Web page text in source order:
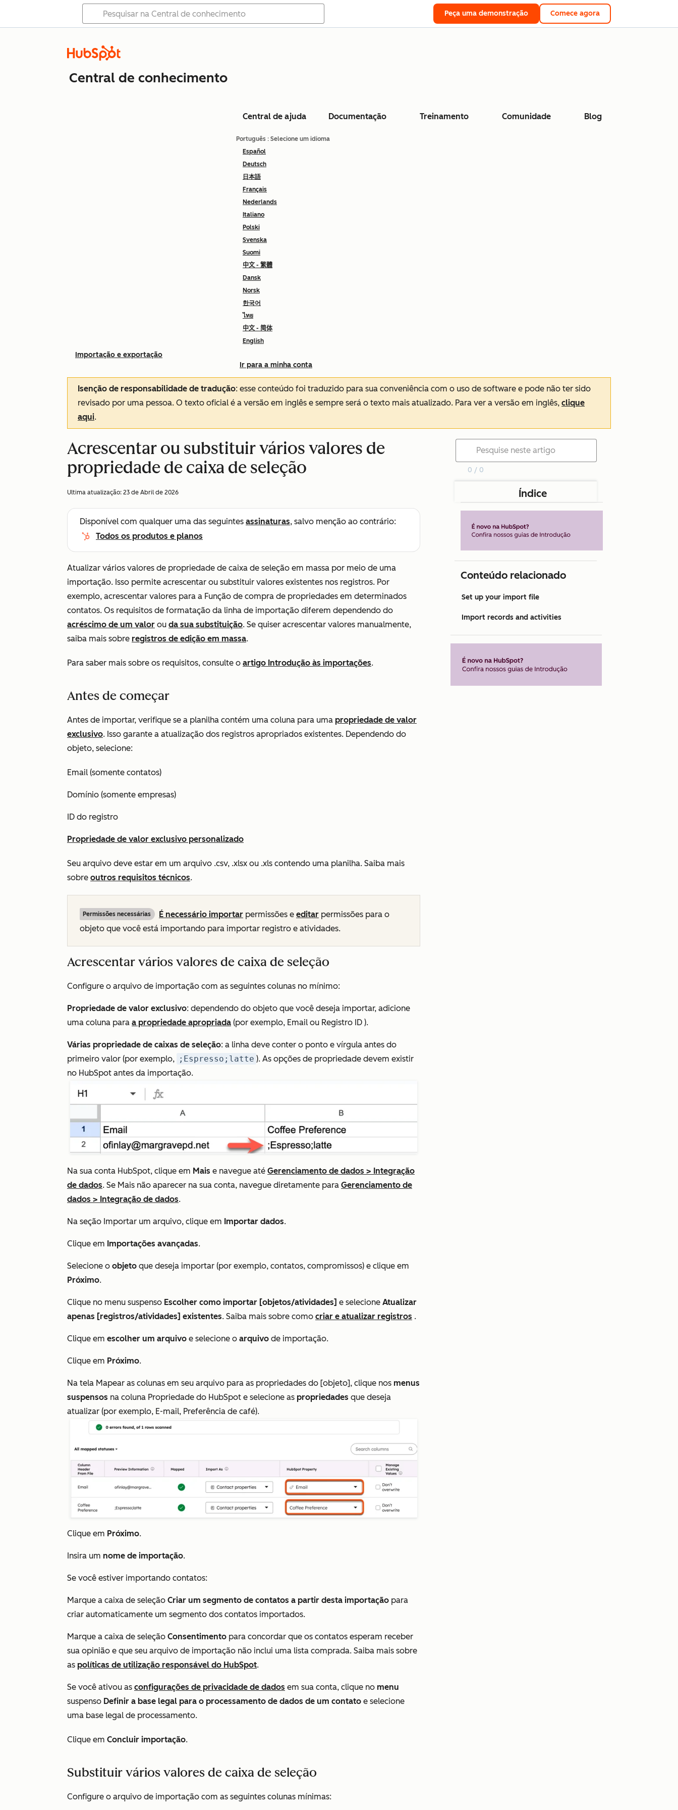
Peça uma demonstração Comece agora
Central de conhecimento
Central de ajuda Documentação Treinamento Comunidade Blog
Português : Selecione um idioma
Español
Deutsch
日本語
Français
Nederlands
Italiano
Polski
Svenska
Suomi
中文 - 繁體
Dansk
Norsk
한국어
ไทย
中文 - 简体
English
Ir para a minha conta
Importação e exportação
Isenção de responsabilidade de tradução: esse conteúdo foi traduzido para sua conveniência com o uso de software e pode não ter sido
revisado por uma pessoa. O texto oficial é a versão em inglês e sempre será o texto mais atualizado. Para ver a versão em inglês, clique
aqui.
Acrescentar ou substituir vários valores de
propriedade de caixa de seleção
Ultima atualização: 23 de Abril de 2026
Disponível com qualquer uma das seguintes assinaturas, salvo menção ao contrário:
Todos os produtos e planos
Atualizar vários valores de propriedade de caixa de seleção em massa por meio de uma
importação. Isso permite acrescentar ou substituir valores existentes nos registros. Por
exemplo, acrescentar valores para a Função de compra de propriedades em determinados
contatos. Os requisitos de formatação da linha de importação diferem dependendo do
acréscimo de um valor ou da sua substituição. Se quiser acrescentar valores manualmente,
saiba mais sobre registros de edição em massa.
Para saber mais sobre os requisitos, consulte o artigo Introdução às importações.
Antes de começar
Antes de importar, verifique se a planilha contém uma coluna para uma propriedade de valor
exclusivo. Isso garante a atualização dos registros apropriados existentes. Dependendo do
objeto, selecione:
Email (somente contatos)
Domínio (somente empresas)
ID do registro
Propriedade de valor exclusivo personalizado
Seu arquivo deve estar em um arquivo .csv, .xlsx ou .xls contendo uma planilha. Saiba mais
sobre outros requisitos técnicos.
Permissões necessárias É necessário importar permissões e editar permissões para o
objeto que você está importando para importar registro e atividades.
Acrescentar vários valores de caixa de seleção
Configure o arquivo de importação com as seguintes colunas no mínimo:
Propriedade de valor exclusivo: dependendo do objeto que você deseja importar, adicione
uma coluna para a propriedade apropriada (por exemplo, Email ou Registro ID ).
Várias propriedade de caixas de seleção: a linha deve conter o ponto e vírgula antes do
primeiro valor (por exemplo, ;Espresso;latte ). As opções de propriedade devem existir
no HubSpot antes da importação.
Na sua conta HubSpot, clique em Mais e navegue até Gerenciamento de dados > Integração
de dados. Se Mais não aparecer na sua conta, navegue diretamente para Gerenciamento de
dados > Integração de dados.
Na seção Importar um arquivo, clique em Importar dados.
Clique em Importações avançadas.
Selecione o objeto que deseja importar (por exemplo, contatos, compromissos) e clique em
Próximo.
Clique no menu suspenso Escolher como importar [objetos/atividades] e selecione Atualizar
apenas [registros/atividades] existentes. Saiba mais sobre como criar e atualizar registros .
Clique em escolher um arquivo e selecione o arquivo de importação.
Clique em Próximo.
Na tela Mapear as colunas em seu arquivo para as propriedades do [objeto], clique nos menus
suspensos na coluna Propriedade do HubSpot e selecione as propriedades que deseja
atualizar (por exemplo, E-mail, Preferência de café).
Clique em Próximo.
Insira um nome de importação.
Se você estiver importando contatos:
Marque a caixa de seleção Criar um segmento de contatos a partir desta importação para
criar automaticamente um segmento dos contatos importados.
Marque a caixa de seleção Consentimento para concordar que os contatos esperam receber
sua opinião e que seu arquivo de importação não inclui uma lista comprada. Saiba mais sobre
as políticas de utilização responsável do HubSpot.
Se você ativou as configurações de privacidade de dados em sua conta, clique no menu
suspenso Definir a base legal para o processamento de dados de um contato e selecione
uma base legal de processamento.
Clique em Concluir importação.
Substituir vários valores de caixa de seleção
Configure o arquivo de importação com as seguintes colunas mínimas:
0 / 0
Índice
Conteúdo relacionado
Set up your import file
Import records and activities